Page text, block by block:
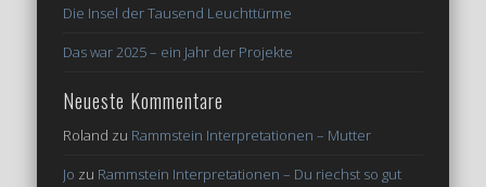
Die Insel der Tausend Leuchttürme
Das war 2025 – ein Jahr der Projekte
Neueste Kommentare
Roland zu Rammstein Interpretationen – Mutter
Jo zu Rammstein Interpretationen – Du riechst so gut